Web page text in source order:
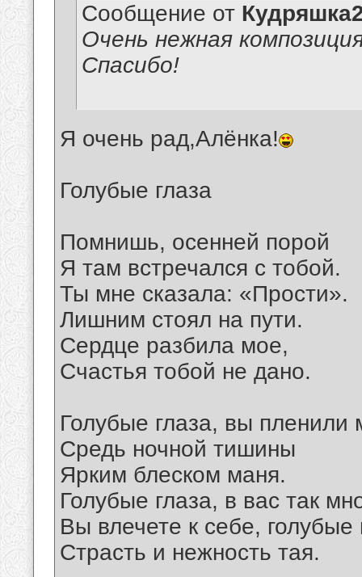
Сообщение от
Очень нежная
Спасибо!
Я очень рад,Алёнка!
Голубые глаза
Помнишь, осенней порой
Я там встречался с тобой.
Ты мне сказала: «Прости».
Лишним стоял на пути.
Сердце разбила мое,
Счастья тобой не дано.
Голубые глаза, вы пленили
Средь ночной тишины
Ярким блеском маня.
Голубые глаза, в вас так
Вы влечете к себе, голубые
Страсть и нежность тая.